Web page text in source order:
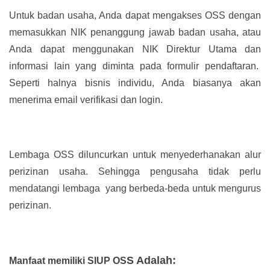
Untuk badan usaha, Anda dapat mengakses OSS dengan
memasukkan NIK penanggung jawab badan usaha, atau
Anda dapat menggunakan NIK Direktur Utama dan
informasi lain yang diminta pada formulir pendaftaran.
Seperti halnya bisnis individu, Anda biasanya akan
menerima email verifikasi dan login.
Lembaga OSS diluncurkan untuk menyederhanakan alur
perizinan usaha. Sehingga pengusaha tidak perlu
mendatangi lembaga yang berbeda-beda untuk mengurus
perizinan.
Manfaat memiliki SIUP OSS Adalah: